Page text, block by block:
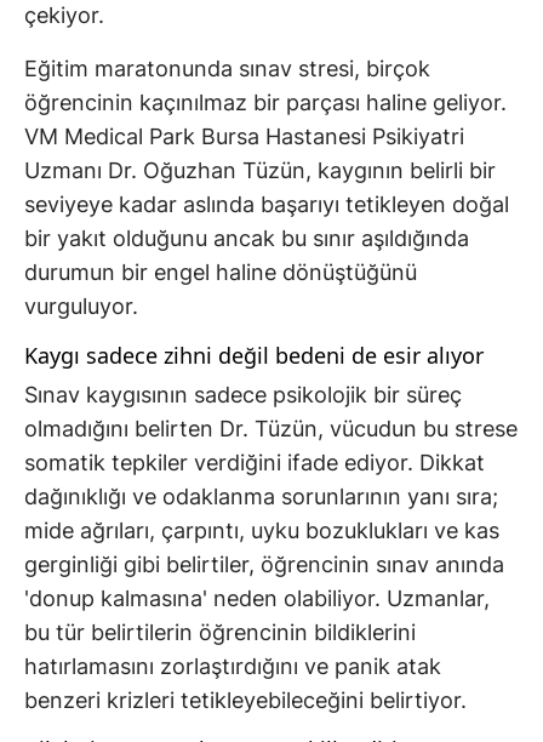
çekiyor.
Eğitim maratonunda sınav stresi, birçok
öğrencinin kaçınılmaz bir parçası haline geliyor.
VM Medical Park Bursa Hastanesi Psikiyatri
Uzmanı Dr. Oğuzhan Tüzün, kaygının belirli bir
seviyeye kadar aslında başarıyı tetikleyen doğal
bir yakıt olduğunu ancak bu sınır aşıldığında
durumun bir engel haline dönüştüğünü
vurguluyor.
Kaygı sadece zihni değil bedeni de esir alıyor
Sınav kaygısının sadece psikolojik bir süreç
olmadığını belirten Dr. Tüzün, vücudun bu strese
somatik tepkiler verdiğini ifade ediyor. Dikkat
dağınıklığı ve odaklanma sorunlarının yanı sıra;
mide ağrıları, çarpıntı, uyku bozuklukları ve kas
gerginliği gibi belirtiler, öğrencinin sınav anında
'donup kalmasına' neden olabiliyor. Uzmanlar,
bu tür belirtilerin öğrencinin bildiklerini
hatırlamasını zorlaştırdığını ve panik atak
benzeri krizleri tetikleyebileceğini belirtiyor.